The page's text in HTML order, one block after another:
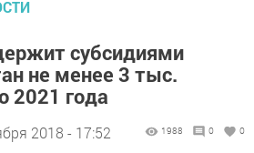
субсидиями
не менее 3 тыс.
2021 года
2018 - 17:52 1988 0 0